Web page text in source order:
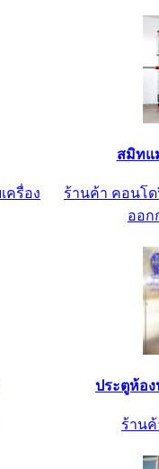
ครื่อง
สมิทแ
ร้านค้า คอนโด
ออก
ประตูห้อง
ร้านค้